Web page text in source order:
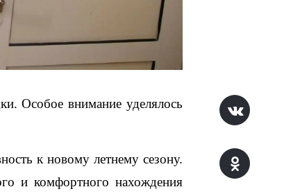
Особое внимание уделялось
к новому летнему сезону.
и комфортного нахождения